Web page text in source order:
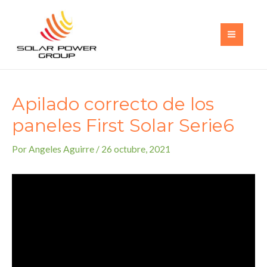
Apilado correcto de los
paneles First Solar Serie6
PorAngeles Aguirre / 26 octubre, 2021